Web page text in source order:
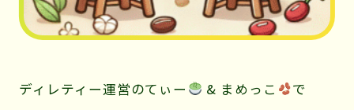
ディレティー運営のてぃー & まめっこ
で